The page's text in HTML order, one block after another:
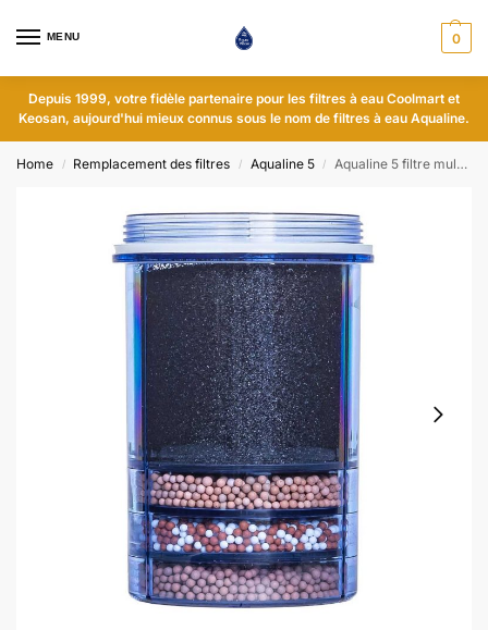
MENU 0
Depuis 1999, votre fidèle partenaire pour les filtres à eau Coolmart et
Keosan, aujourd'hui mieux connus sous le nom de filtres à eau Aqualine.
Home / Remplacement des filtres / Aqualine 5 / Aqualine 5 filtre multi-étapes - pH neutre